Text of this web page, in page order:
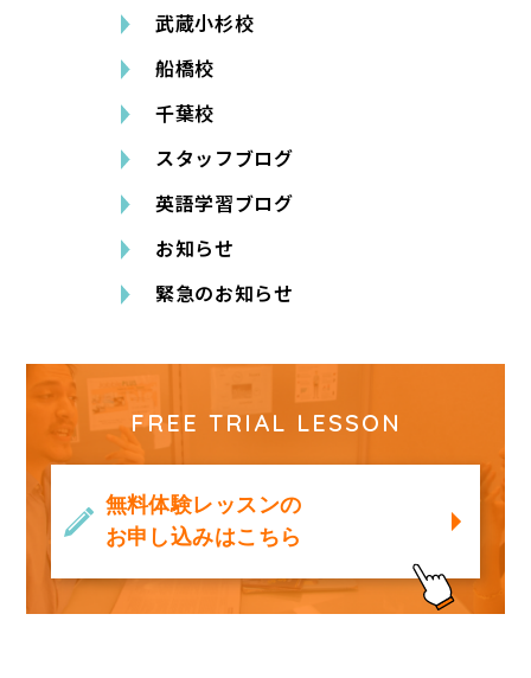
武蔵小杉校
船橋校
千葉校
スタッフブログ
英語学習ブログ
お知らせ
緊急のお知らせ
FREE TRIAL LESSON
無料体験レッスンの
お申し込みはこちら